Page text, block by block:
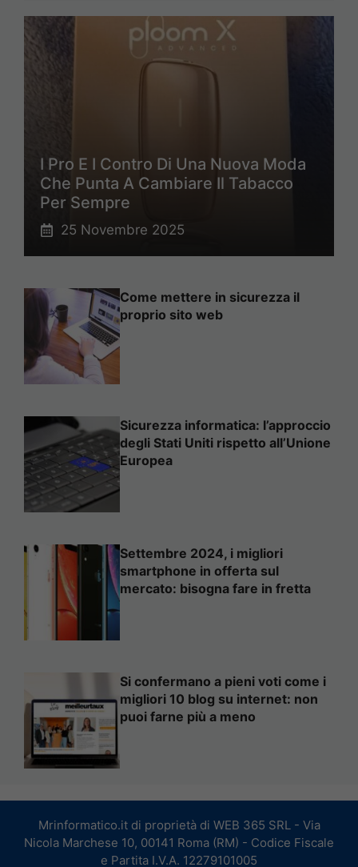
I Pro E I Contro Di Una Nuova Moda
Che Punta A Cambiare Il Tabacco
Per Sempre
25 Novembre 2025
Come mettere in sicurezza il
proprio sito web
Sicurezza informatica: l’approccio
degli Stati Uniti rispetto all’Unione
Europea
Settembre 2024, i migliori
smartphone in offerta sul
mercato: bisogna fare in fretta
Si confermano a pieni voti come i
migliori 10 blog su internet: non
puoi farne più a meno
Mrinformatico.it di proprietà di WEB 365 SRL - Via
Nicola Marchese 10, 00141 Roma (RM) - Codice Fiscale
e Partita I.V.A. 12279101005